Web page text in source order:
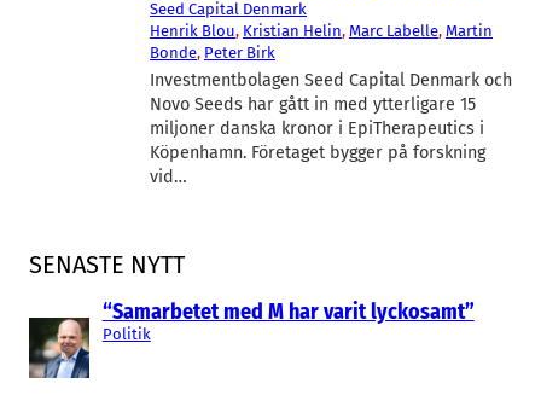
SENASTE NYTT
“Samarbetet med M har varit lyckosamt”
Politik
Seed Capital Denmark
Henrik Blou, Kristian Helin, Marc Labelle, Martin
Bonde, Peter Birk
Investmentbolagen Seed Capital Denmark och
Novo Seeds har gått in med ytterligare 15
miljoner danska kronor i EpiTherapeutics i
Köpenhamn. Företaget bygger på forskning
vid…